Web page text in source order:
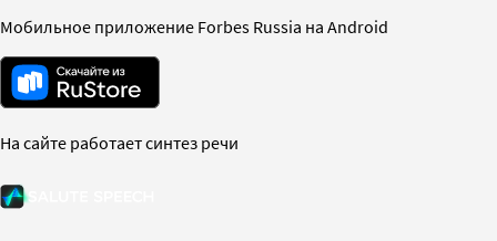
Мобильное приложение Forbes Russia на Android
На сайте работает синтез речи